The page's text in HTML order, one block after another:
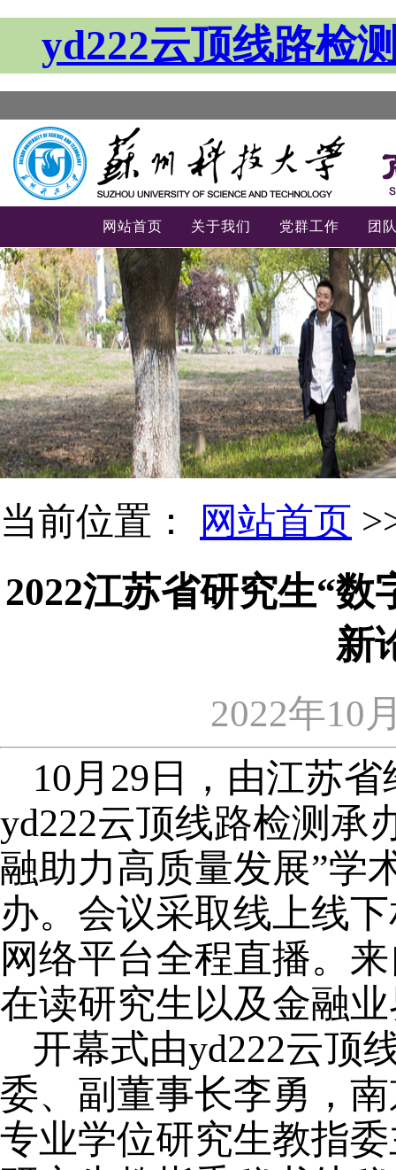
yd222云顶线路检
网站首页 关于我们 党群工作 团
-->
当前位置： 网站首页
2022江苏省研究生“
新
2022年10
10月29日，由江苏
yd222云顶线路检测承
融助力高质量发展”学
办。会议采取线上线
网络平台全程直播。
在读研究生以及金融
开幕式由yd222云顶
委、副董事长李勇，
专业学位研究生教指